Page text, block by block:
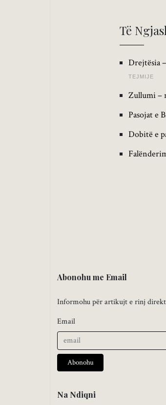
Të
Drejtësia
TEJMIJE
Zullumi –
Pasojat e
Dobitë e
Abonohu me Email
Informohu për artikujt e rinj
Email
Abonohu
Na Ndiqni